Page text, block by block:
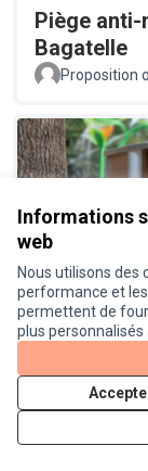
Informations
web
Nous utilisons des
performance et
permettent de
plus personnalisés
Piège
Bagatelle
Proposition
Piège à
Proposition